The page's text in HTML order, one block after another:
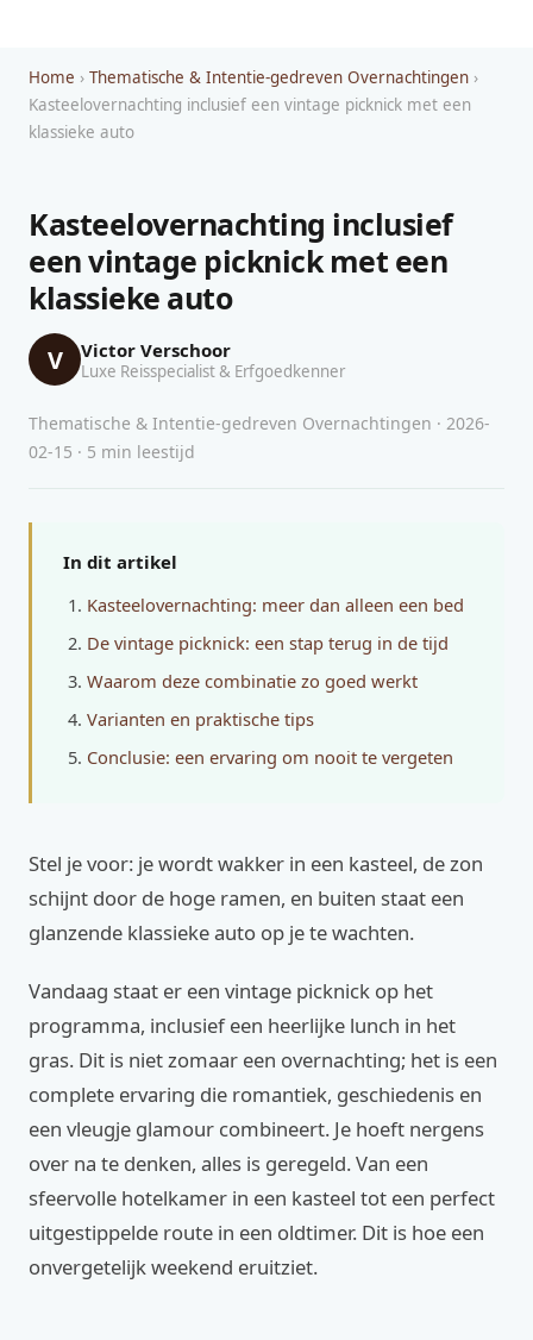
Home › Thematische & Intentie-gedreven Overnachtingen ›
Kasteelovernachting inclusief een vintage picknick met een
klassieke auto
Kasteelovernachting inclusief
een vintage picknick met een
klassieke auto
V Victor Verschoor
Luxe Reisspecialist & Erfgoedkenner
Thematische & Intentie-gedreven Overnachtingen · 2026-
02-15 · 5 min leestijd
In dit artikel
Kasteelovernachting: meer dan alleen een bed
De vintage picknick: een stap terug in de tijd
Waarom deze combinatie zo goed werkt
Varianten en praktische tips
Conclusie: een ervaring om nooit te vergeten
Stel je voor: je wordt wakker in een kasteel, de zon
schijnt door de hoge ramen, en buiten staat een
glanzende klassieke auto op je te wachten.
Vandaag staat er een vintage picknick op het
programma, inclusief een heerlijke lunch in het
gras. Dit is niet zomaar een overnachting; het is een
complete ervaring die romantiek, geschiedenis en
een vleugje glamour combineert. Je hoeft nergens
over na te denken, alles is geregeld. Van een
sfeervolle hotelkamer in een kasteel tot een perfect
uitgestippelde route in een oldtimer. Dit is hoe een
onvergetelijk weekend eruitziet.